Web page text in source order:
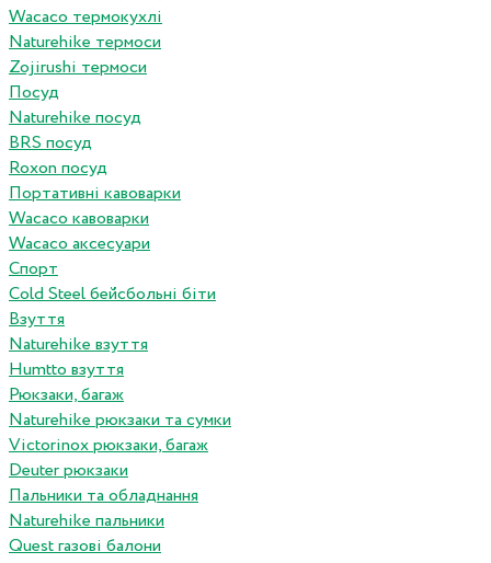
Wacaco термокухлі
Naturehike термоси
Zojirushi термоси
Посуд
Naturehike посуд
BRS посуд
Roxon посуд
Портативні кавоварки
Wacaco кавоварки
Wacaco аксесуари
Спорт
Cold Steel бейсбольні біти
Взуття
Naturehike взуття
Humtto взуття
Рюкзаки, багаж
Naturehike рюкзаки та сумки
Victorinox рюкзаки, багаж
Deuter рюкзаки
Пальники та обладнання
Naturehike пальники
Quest газові балони